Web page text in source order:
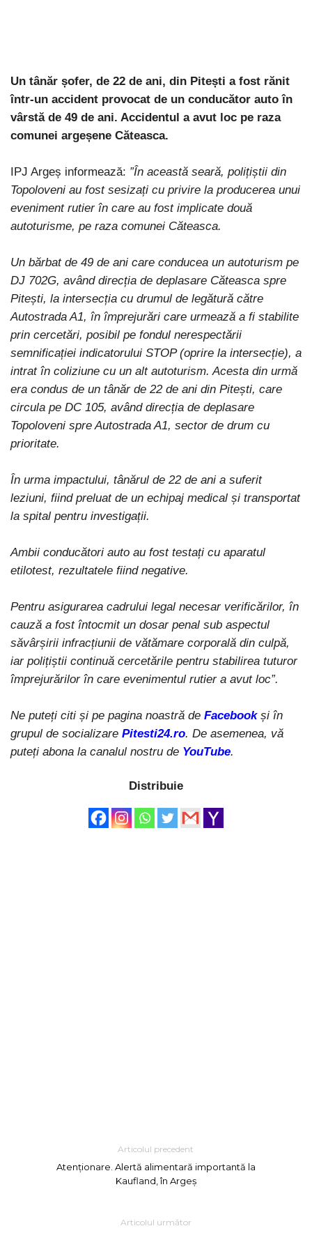
Un tânăr șofer, de 22 de ani, din Pitești a fost rănit
într-un accident provocat de un conducător auto în
vârstă de 49 de ani. Accidentul a avut loc pe raza
comunei argeșene Căteasca.
IPJ Argeș informează: ”În această seară, polițiștii din
Topoloveni au fost sesizați cu privire la producerea unui
eveniment rutier în care au fost implicate două
autoturisme, pe raza comunei Căteasca.
Un bărbat de 49 de ani care conducea un autoturism pe
DJ 702G, având direcția de deplasare Căteasca spre
Pitești, la intersecția cu drumul de legătură către
Autostrada A1, în împrejurări care urmează a fi stabilite
prin cercetări, posibil pe fondul nerespectării
semnificației indicatorului STOP (oprire la intersecție), a
intrat în coliziune cu un alt autoturism. Acesta din urmă
era condus de un tânăr de 22 de ani din Pitești, care
circula pe DC 105, având direcția de deplasare
Topoloveni spre Autostrada A1, sector de drum cu
prioritate.
În urma impactului, tânărul de 22 de ani a suferit
leziuni, fiind preluat de un echipaj medical și transportat
la spital pentru investigații.
Ambii conducători auto au fost testați cu aparatul
etilotest, rezultatele fiind negative.
Pentru asigurarea cadrului legal necesar verificărilor, în
cauză a fost întocmit un dosar penal sub aspectul
săvârșirii infracțiunii de vătămare corporală din culpă,
iar polițiștii continuă cercetările pentru stabilirea tuturor
împrejurărilor în care evenimentul rutier a avut loc”.
Ne puteți citi și pe pagina noastră de Facebook și în
grupul de socializare Pitesti24.ro. De asemenea, vă
puteți abona la canalul nostru de YouTube.
Distribuie
Articolul precedent
Atenționare. Alertă alimentară importantă la
Kaufland, în Argeș
Articolul următor